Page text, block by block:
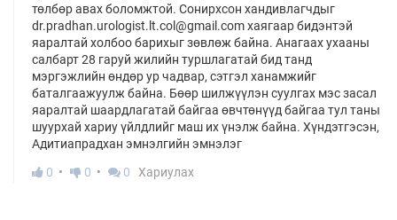
төлбөр авах боломжтой. Сонирхсон хандивлагчдыг
dr.pradhan.urologist.lt.col@gmail.com хаягаар бидэнтэй
яаралтай холбоо барихыг зөвлөж байна. Анагаах ухааны
салбарт 28 гаруй жилийн туршлагатай бид танд
мэргэжлийн өндөр ур чадвар, сэтгэл ханамжийг
баталгаажуулж байна. Бөөр шилжүүлэн суулгах мэс засал
яаралтай шаардлагатай байгаа өвчтөнүүд байгаа тул таны
шуурхай хариу үйлдлийг маш их үнэлж байна. Хүндэтгэсэн,
Адитиапрадхан эмнэлгийн эмнэлэг
0
0 0 Хариулах